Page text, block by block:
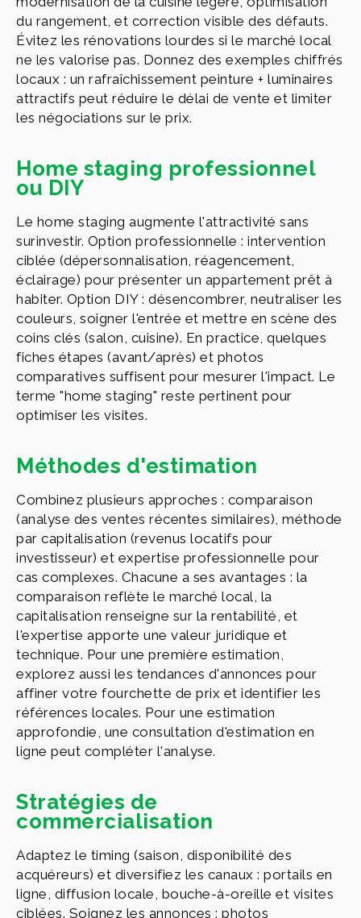
du rangement, et correction visible des défauts.
Évitez les rénovations lourdes si le marché local
ne les valorise pas. Donnez des exemples chiffrés
locaux : un rafraîchissement peinture + luminaires
attractifs peut réduire le délai de vente et limiter
les négociations sur le prix.
Home staging professionnel
ou DIY
Le home staging augmente l'attractivité sans
surinvestir. Option professionnelle : intervention
ciblée (dépersonnalisation, réagencement,
éclairage) pour présenter un appartement prêt à
habiter. Option DIY : désencombrer, neutraliser les
couleurs, soigner l'entrée et mettre en scène des
coins clés (salon, cuisine). En practice, quelques
fiches étapes (avant/après) et photos
comparatives suffisent pour mesurer l'impact. Le
terme "home staging" reste pertinent pour
optimiser les visites.
Méthodes d'estimation
Combinez plusieurs approches : comparaison
(analyse des ventes récentes similaires), méthode
par capitalisation (revenus locatifs pour
investisseur) et expertise professionnelle pour
cas complexes. Chacune a ses avantages : la
comparaison reflète le marché local, la
capitalisation renseigne sur la rentabilité, et
l'expertise apporte une valeur juridique et
technique. Pour une première estimation,
explorez aussi les tendances d'annonces pour
affiner votre fourchette de prix et identifier les
références locales. Pour une estimation
approfondie, une consultation d'estimation en
ligne peut compléter l'analyse.
Stratégies de
commercialisation
Adaptez le timing (saison, disponibilité des
acquéreurs) et diversifiez les canaux : portails en
ligne, diffusion locale, bouche-à-oreille et visites
ciblées. Soignez les annonces : photos